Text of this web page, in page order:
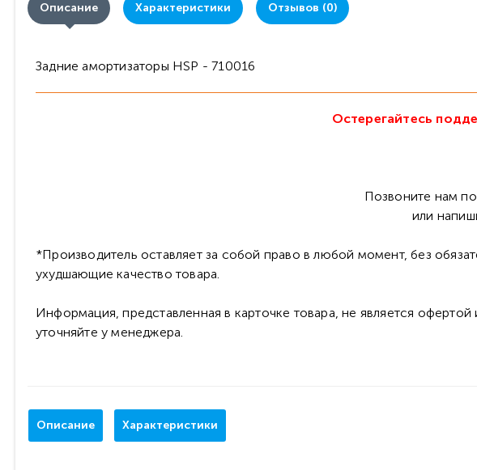
Описание Характеристики Отзывов (0)
Задние амортизаторы HSP - 710016
Остерегайтесь
Позвоните нам
или
*Производитель оставляет за собой право в любой момент, без
ухудшающие качество товара.
Информация, представленная в карточке товара, не является
уточняйте у менеджера.
Описание Характеристики